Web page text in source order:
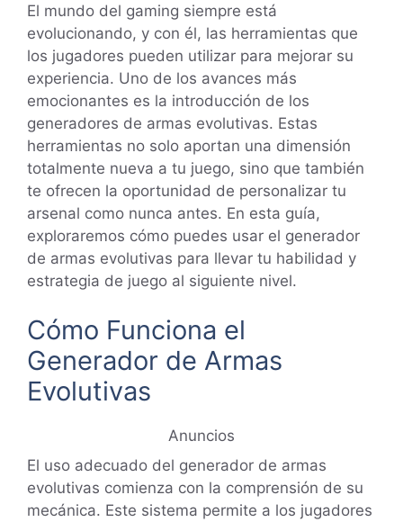
El mundo del gaming siempre está
evolucionando, y con él, las herramientas que
los jugadores pueden utilizar para mejorar su
experiencia. Uno de los avances más
emocionantes es la introducción de los
generadores de armas evolutivas. Estas
herramientas no solo aportan una dimensión
totalmente nueva a tu juego, sino que también
te ofrecen la oportunidad de personalizar tu
arsenal como nunca antes. En esta guía,
exploraremos cómo puedes usar el generador
de armas evolutivas para llevar tu habilidad y
estrategia de juego al siguiente nivel.
Cómo Funciona el
Generador de Armas
Evolutivas
Anuncios
El uso adecuado del generador de armas
evolutivas comienza con la comprensión de su
mecánica. Este sistema permite a los jugadores